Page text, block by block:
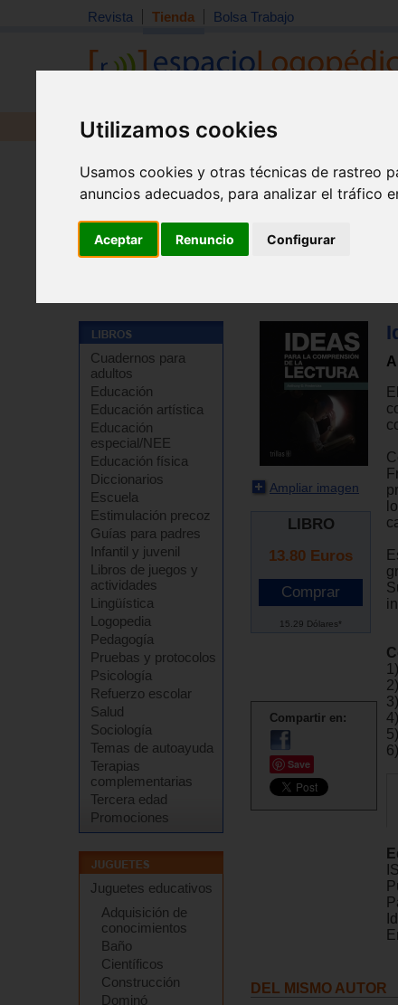
Utilizamos cookies
Usamos cookies y otras técnicas de rastreo
anuncios adecuados, para analizar el tráfico
Aceptar Renuncio Configurar
Revista Tienda Bolsa Trabajo
Revista Libros Material
Cuadernos para
adultos
Educación
Educación artística
Educación
especial/NEE
Educación física
Diccionarios
Escuela
Estimulación precoz
Guías para padres
Infantil y juvenil
Libros de juegos y
actividades
Lingüística
Logopedia
Pedagogía
Pruebas y protocolos
Psicología
Refuerzo escolar
Salud
Sociología
Temas de autoayuda
Terapias
complementarias
Tercera edad
Promociones
Juguetes educativos
Adquisición de
conocimientos
Baño
Científicos
Construcción
Dominó
Ampliar imagen
LIBRO
13.80 Euros
15.29 Dólares*
Compartir en:
Save
DEL MISMO AUTOR